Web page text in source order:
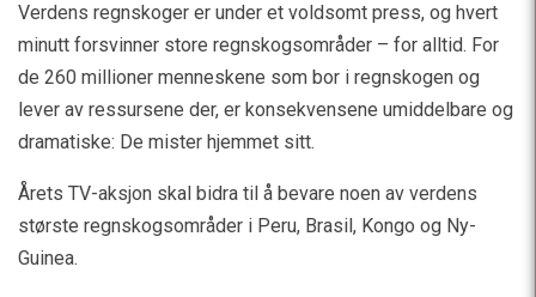
Verdens regnskoger er under et voldsomt press, og hvert
minutt forsvinner store regnskogsområder – for alltid. For
de 260 millioner menneskene som bor i regnskogen og
lever av ressursene der, er konsekvensene umiddelbare og
dramatiske: De mister hjemmet sitt.
Årets TV-aksjon skal bidra til å bevare noen av verdens
største regnskogsområder i Peru, Brasil, Kongo og Ny-
Guinea.